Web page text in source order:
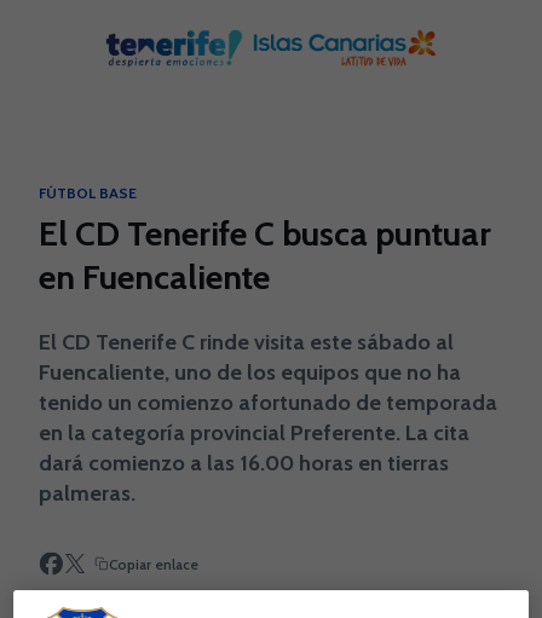
FÚTBOL BASE
El CD Tenerife C busca puntuar
en Fuencaliente
El CD Tenerife C rinde visita este sábado al
Fuencaliente, uno de los equipos que no ha
tenido un comienzo afortunado de temporada
en la categoría provincial Preferente. La cita
dará comienzo a las 16.00 horas en tierras
palmeras.
Copiar enlace